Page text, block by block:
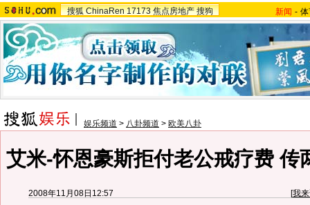
搜狐 ChinaRen 17173 焦点房地产 搜狗 新闻 -
娱乐频道 > 八卦频道 > 欧美八卦
艾米-怀恩豪斯拒付老公戒疗费 传
2008年11月08日12:57 [我